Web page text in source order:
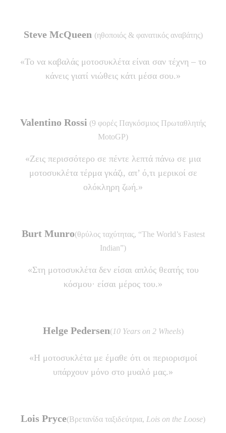
Steve McQueen (ηθοποιός & φανατικός αναβάτης)
«Το να καβαλάς μοτοσυκλέτα είναι σαν τέχνη – το
κάνεις γιατί νιώθεις κάτι μέσα σου.»
Valentino Rossi (9 φορές Παγκόσμιος Πρωταθλητής
MotoGP)
«Ζεις περισσότερο σε πέντε λεπτά πάνω σε μια
μοτοσυκλέτα τέρμα γκάζι, απ’ ό,τι μερικοί σε
ολόκληρη ζωή.»
Burt Munro(θρύλος ταχύτητας, “The World’s Fastest
Indian”)
«Στη μοτοσυκλέτα δεν είσαι απλός θεατής του
κόσμου· είσαι μέρος του.»
Helge Pedersen(10 Years on 2 Wheels)
«Η μοτοσυκλέτα με έμαθε ότι οι περιορισμοί
υπάρχουν μόνο στο μυαλό μας.»
Lois Pryce(Βρετανίδα ταξιδεύτρια, Lois on the Loose)